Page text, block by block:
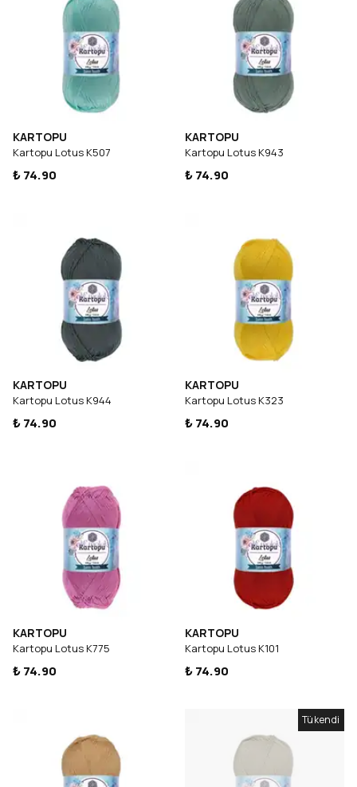
KARTOPU
Kartopu Lotus K507
₺ 74.90
KARTOPU
Kartopu Lotus K943
₺ 74.90
KARTOPU
Kartopu Lotus K944
₺ 74.90
KARTOPU
Kartopu Lotus K323
₺ 74.90
KARTOPU
Kartopu Lotus K775
₺ 74.90
KARTOPU
Kartopu Lotus K101
₺ 74.90
Tükendi